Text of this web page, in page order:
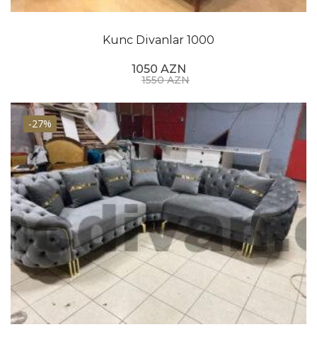
Kunc Divanlar 1000
1050 AZN
1550 AZN
-27%